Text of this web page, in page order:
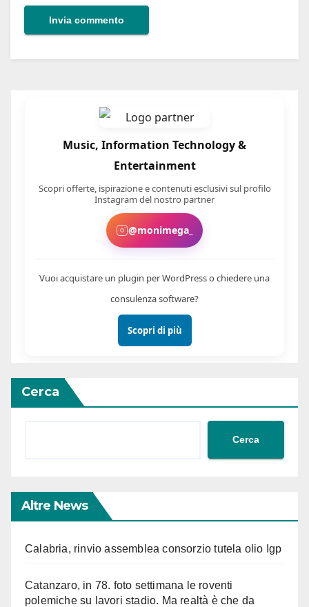
Cerca
Cerca
Altre News
Calabria, rinvio assemblea consorzio tutela olio Igp
Catanzaro, in 78. foto settimana le roventi
polemiche su lavori stadio. Ma realtà è che da
Music, Information Technology &
Entertainment
Scopri offerte, ispirazione e contenuti esclusivi sul profilo
Instagram del nostro partner
@monimega_
Vuoi acquistare un plugin per WordPress o chiedere una
consulenza software?
Scopri di più